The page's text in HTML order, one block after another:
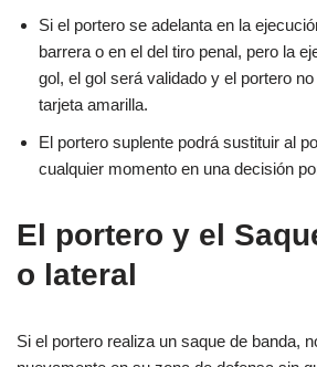
Si el portero se adelanta en la
barrera o en el del tiro penal, pero la
gol, el gol será validado y el portero
tarjeta amarilla.
El portero suplente podrá sustituir al
cualquier momento en una decisión
El portero y el
o lateral
Si el portero realiza un saque de banda,